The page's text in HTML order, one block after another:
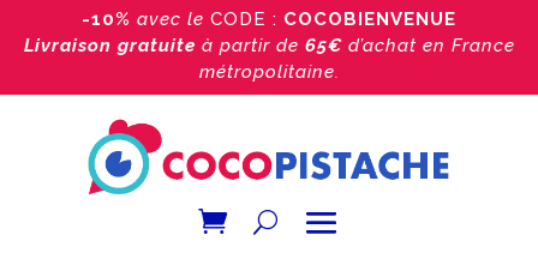
-10% avec le CODE : COCOBIENVENUE
Livraison gratuite à partir de 65€ d’achat en France
métropolitaine.